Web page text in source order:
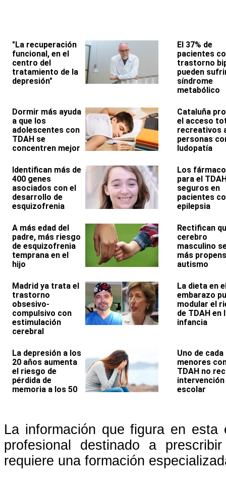
"La recuperación
funcional, en el
centro del
tratamiento de la
depresión"
El 37% de
pacientes
trastorno
pueden
síndrome
metabólico
Dormir más ayuda
a que los
adolescentes con
TDAH se
concentren mejor
Cataluña
el acceso
recreativos
personas
ludopatía
Identifican más de
400 genes
asociados con el
desarrollo de
esquizofrenia
Los
para el
seguros en
pacientes
epilepsia
A más edad del
padre, más riesgo
de esquizofrenia
temprana en el
hijo
Rectifican
cerebro
masculino
más
autismo
Madrid ya trata el
trastorno
obsesivo-
compulsivo con
estimulación
cerebral
La dieta en
embarazo
modular el
de TDAH en
infancia
La depresión a los
20 años aumenta
el riesgo de
pérdida de
memoria a los 50
Uno de cada
menores
TDAH no
intervención
escolar
La información que figura en esta
profesional destinado a
requiere una formación